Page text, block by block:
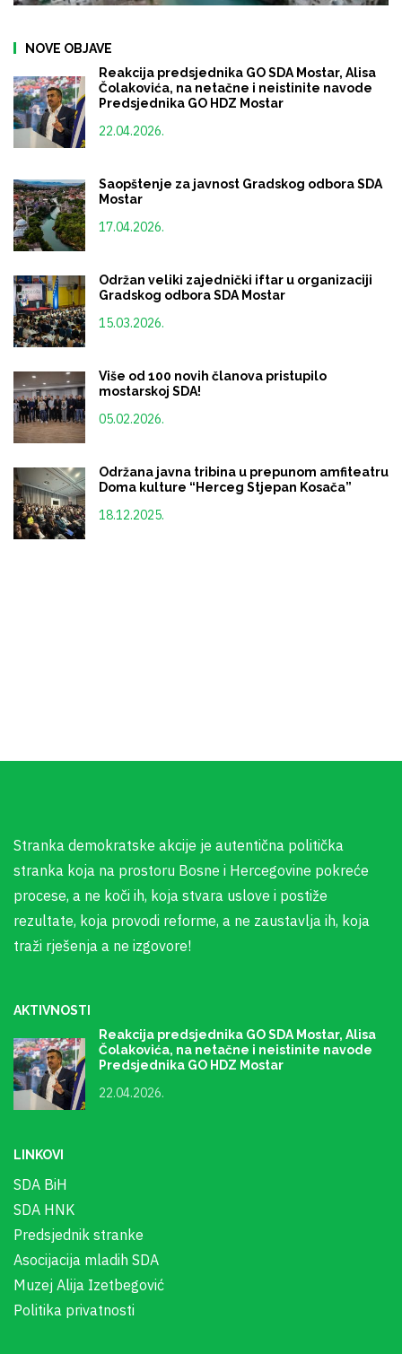
NOVE OBJAVE
Reakcija predsjednika GO SDA Mostar, Alisa
Čolakovića, na netačne i neistinite navode
Predsjednika GO HDZ Mostar
22.04.2026.
Saopštenje za javnost Gradskog odbora SDA
Mostar
17.04.2026.
Održan veliki zajednički iftar u organizaciji
Gradskog odbora SDA Mostar
15.03.2026.
Više od 100 novih članova pristupilo
mostarskoj SDA!
05.02.2026.
Održana javna tribina u prepunom amfiteatru
Doma kulture “Herceg Stjepan Kosača”
18.12.2025.
Stranka demokratske akcije je autentična politička
stranka koja na prostoru Bosne i Hercegovine pokreće
procese, a ne koči ih, koja stvara uslove i postiže
rezultate, koja provodi reforme, a ne zaustavlja ih, koja
traži rješenja a ne izgovore!
AKTIVNOSTI
Reakcija predsjednika GO SDA Mostar, Alisa
Čolakovića, na netačne i neistinite navode
Predsjednika GO HDZ Mostar
22.04.2026.
LINKOVI
SDA BiH
SDA HNK
Predsjednik stranke
Asocijacija mladih SDA
Muzej Alija Izetbegović
Politika privatnosti